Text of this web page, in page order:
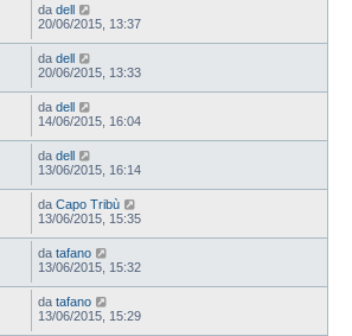
da dell
20/06/2015, 13:37
da dell
20/06/2015, 13:33
da dell
14/06/2015, 16:04
da dell
13/06/2015, 16:14
da Capo Tribù
13/06/2015, 15:35
da tafano
13/06/2015, 15:32
da tafano
13/06/2015, 15:29